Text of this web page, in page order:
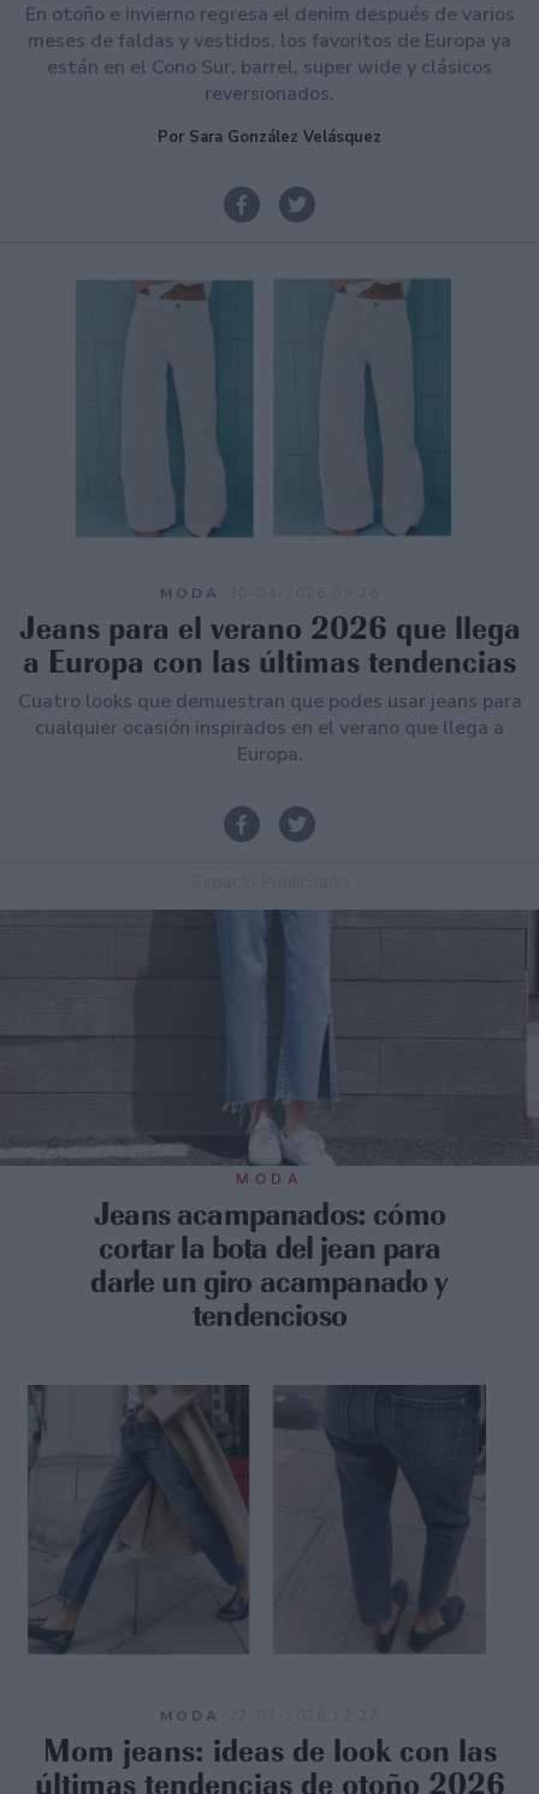
En otoño e invierno regresa el denim después de varios
meses de faldas y vestidos, los favoritos de Europa ya
están en el Cono Sur, barrel, super wide y clásicos
reversionados.
Por Sara González Velásquez
MODA
Jeans para el verano 2026 que llega
a Europa con las últimas tendencias
Cuatro looks que demuestran que podes usar jeans para
cualquier ocasión inspirados en el verano que llega a
Europa.
MODA
Jeans acampanados: cómo
cortar la bota del jean para
darle un giro acampanado y
tendencioso
MODA
Mom jeans: ideas de look con las
últimas tendencias de otoño 2026